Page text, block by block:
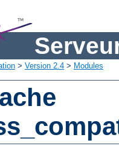
> Version 2.4 > Modules